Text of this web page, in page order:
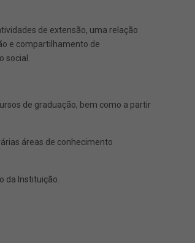
de extensão, uma relação
e compartilhamento de
social.
de graduação, bem como a partir
áreas de conhecimento
da Instituição.